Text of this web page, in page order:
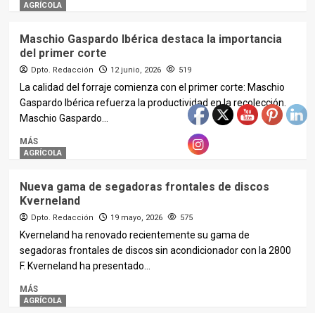
AGRÍCOLA
Maschio Gaspardo Ibérica destaca la importancia
del primer corte
Dpto. Redacción 12 junio, 2026 519
La calidad del forraje comienza con el primer corte: Maschio
Gaspardo Ibérica refuerza la productividad en la recolección.
Maschio Gaspardo...
MÁS
AGRÍCOLA
Nueva gama de segadoras frontales de discos
Kverneland
Dpto. Redacción 19 mayo, 2026 575
Kverneland ha renovado recientemente su gama de
segadoras frontales de discos sin acondicionador con la 2800
F. Kverneland ha presentado...
MÁS
AGRÍCOLA